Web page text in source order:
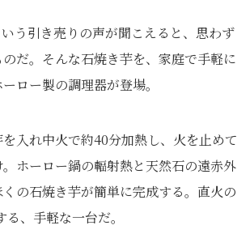
う引き売りの声が聞こえると、思わず
だ。そんな石焼き芋を、家庭で手軽に
ロー製の調理器が登場。
入れ中火で約40分加熱し、火を止めて
ホーロー鍋の輻射熱と天然石の遠赤外
の石焼き芋が簡単に完成する。直火の
、手軽な一台だ。